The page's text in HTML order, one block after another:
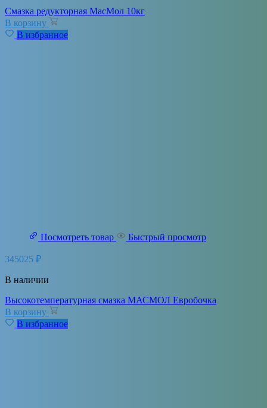
Cмазка редукторная МасМол 10кг
В корзину
В избранное
Посмотреть товар Быстрый просмотр
345025 ₽
В наличии
Высокотемпературная смазка МАСМОЛ Евробочка
В корзину
В избранное